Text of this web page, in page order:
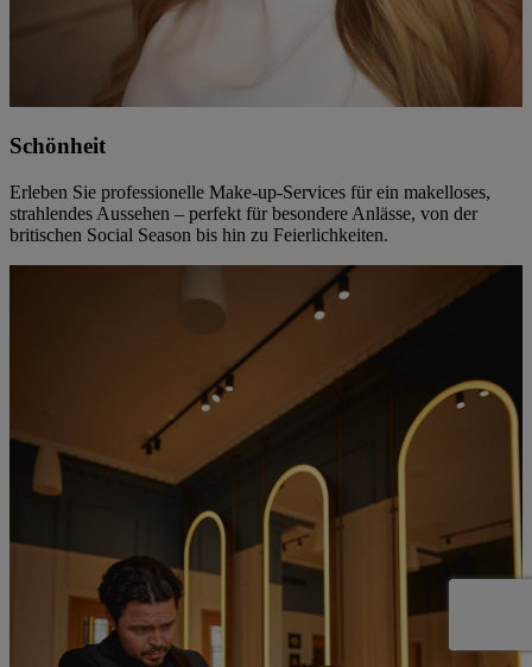
Schönheit
Erleben Sie professionelle Make-up-Services für ein makelloses,
strahlendes Aussehen – perfekt für besondere Anlässe, von der
britischen Social Season bis hin zu Feierlichkeiten.